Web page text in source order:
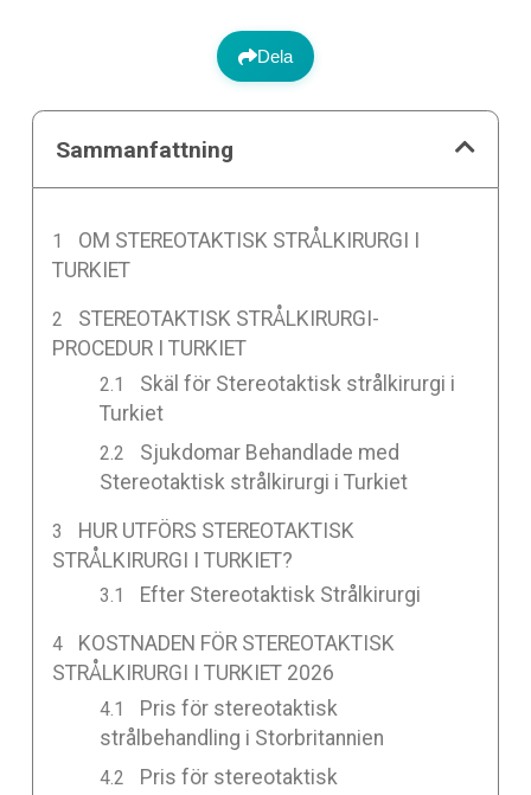
Dela
Sammanfattning
OM STEREOTAKTISK STRÅLKIRURGI I
TURKIET
STEREOTAKTISK STRÅLKIRURGI-
PROCEDUR I TURKIET
Skäl för Stereotaktisk strålkirurgi i
Turkiet
Sjukdomar Behandlade med
Stereotaktisk strålkirurgi i Turkiet
HUR UTFÖRS STEREOTAKTISK
STRÅLKIRURGI I TURKIET?
Efter Stereotaktisk Strålkirurgi
KOSTNADEN FÖR STEREOTAKTISK
STRÅLKIRURGI I TURKIET 2026
Pris för stereotaktisk
strålbehandling i Storbritannien
Pris för stereotaktisk